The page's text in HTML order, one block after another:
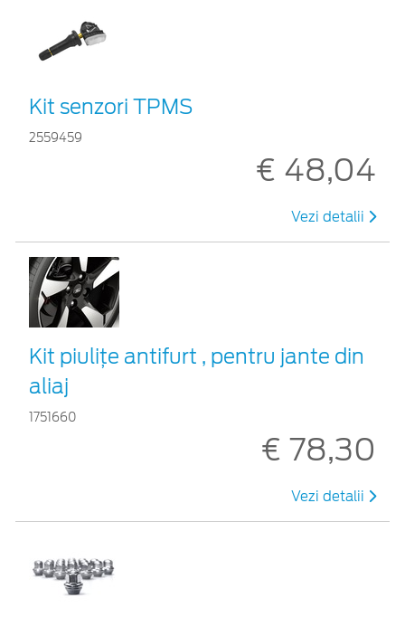
Kit senzori TPMS
2559459
€ 48,04
Vezi detalii
Kit piuliţe antifurt , pentru jante din
aliaj
1751660
€ 78,30
Vezi detalii